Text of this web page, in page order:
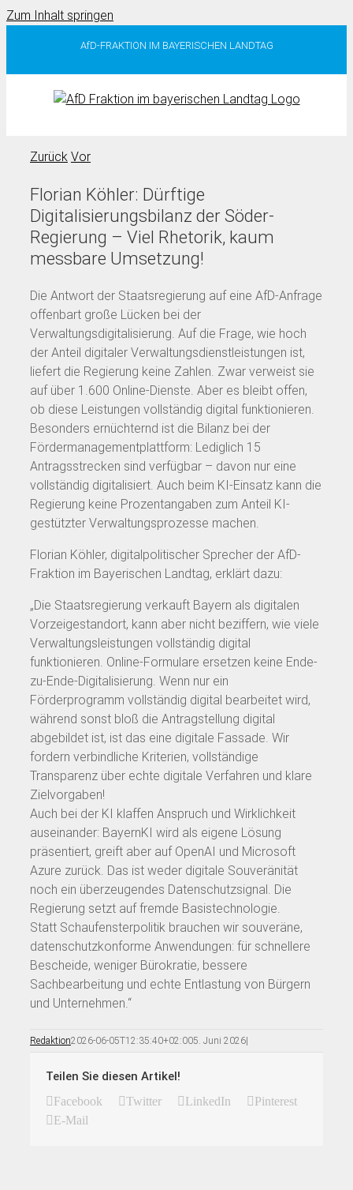
Zum Inhalt springen
AfD-FRAKTION IM BAYERISCHEN LANDTAG
Zurück Vor
Florian Köhler: Dürftige
Digitalisierungsbilanz der Söder-
Regierung – Viel Rhetorik, kaum
messbare Umsetzung!
Die Antwort der Staatsregierung auf eine AfD-Anfrage
offenbart große Lücken bei der
Verwaltungsdigitalisierung. Auf die Frage, wie hoch
der Anteil digitaler Verwaltungsdienstleistungen ist,
liefert die Regierung keine Zahlen. Zwar verweist sie
auf über 1.600 Online-Dienste. Aber es bleibt offen,
ob diese Leistungen vollständig digital funktionieren.
Besonders ernüchternd ist die Bilanz bei der
Fördermanagementplattform: Lediglich 15
Antragsstrecken sind verfügbar – davon nur eine
vollständig digitalisiert. Auch beim KI-Einsatz kann die
Regierung keine Prozentangaben zum Anteil KI-
gestützter Verwaltungsprozesse machen.
Florian Köhler, digitalpolitischer Sprecher der AfD-
Fraktion im Bayerischen Landtag, erklärt dazu:
„Die Staatsregierung verkauft Bayern als digitalen
Vorzeigestandort, kann aber nicht beziffern, wie viele
Verwaltungsleistungen vollständig digital
funktionieren. Online-Formulare ersetzen keine Ende-
zu-Ende-Digitalisierung. Wenn nur ein
Förderprogramm vollständig digital bearbeitet wird,
während sonst bloß die Antragstellung digital
abgebildet ist, ist das eine digitale Fassade. Wir
fordern verbindliche Kriterien, vollständige
Transparenz über echte digitale Verfahren und klare
Zielvorgaben!
Auch bei der KI klaffen Anspruch und Wirklichkeit
auseinander: BayernKI wird als eigene Lösung
präsentiert, greift aber auf OpenAI und Microsoft
Azure zurück. Das ist weder digitale Souveränität
noch ein überzeugendes Datenschutzsignal. Die
Regierung setzt auf fremde Basistechnologie.
Statt Schaufensterpolitik brauchen wir souveräne,
datenschutzkonforme Anwendungen: für schnellere
Bescheide, weniger Bürokratie, bessere
Sachbearbeitung und echte Entlastung von Bürgern
und Unternehmen.“
Redaktion2026-06-05T12:35:40+02:005. Juni 2026|
Teilen Sie diesen Artikel!
Facebook Twitter LinkedIn
Pinterest
E-Mail